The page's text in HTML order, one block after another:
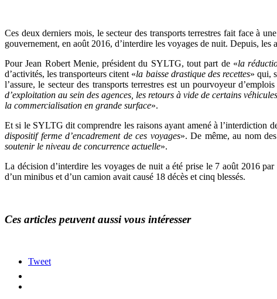
Ces deux derniers mois, le secteur des transports terrestres fait face à
gouvernement, en août 2016, d’interdire les voyages de nuit. Depuis,
Pour Jean Robert Menie, président du SYLTG, tout part de «la
d’activités, les transporteurs citent «la baisse drastique des recettes» qui,
l’assure, le secteur des transports terrestres est un pourvoyeur
d’exploitation au sein des agences, les retours à vide de certains
la commercialisation en grande surface».
Et si le SYLTG dit comprendre les raisons ayant amené à l’interdiction
dispositif ferme d’encadrement de ces voyages». De même, au nom
soutenir le niveau de concurrence actuelle».
La décision d’interdire les voyages de nuit a été prise le 7 août 2016
d’un minibus et d’un camion avait causé 18 décès et cinq blessés.
Ces articles peuvent aussi vous intéresser
Tweet